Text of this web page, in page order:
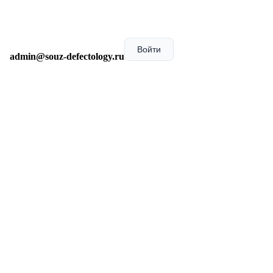
admin@souz-defectology.ru
Войти